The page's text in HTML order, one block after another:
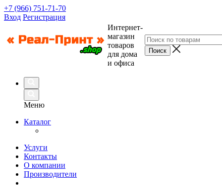
+7 (966) 751-71-70
Вход Регистрация
Интернет-
магазин
товаров
для дома
и офиса
Меню
Каталог
Услуги
Контакты
О компании
Производители